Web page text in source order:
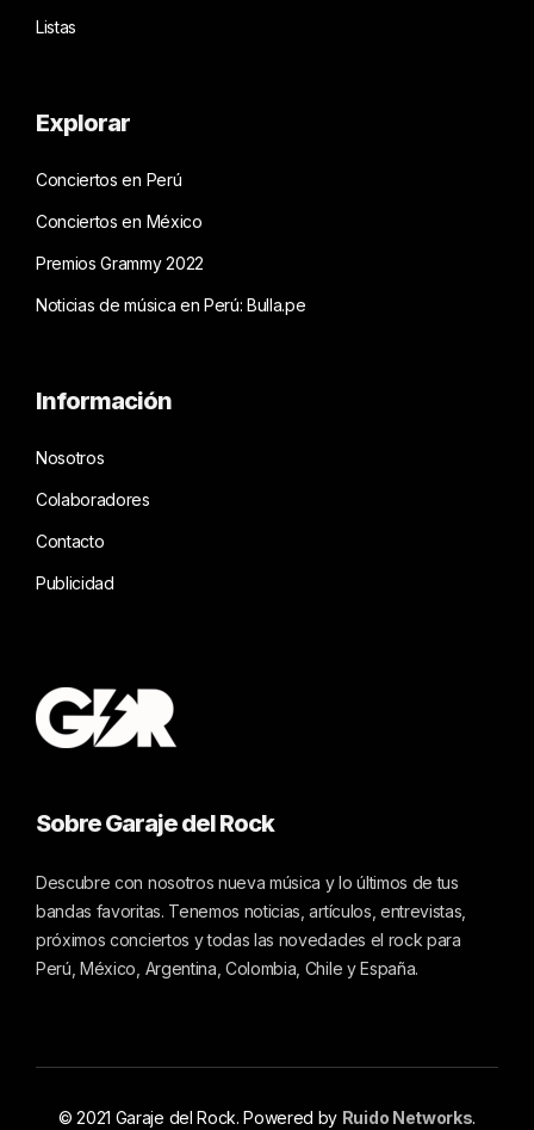
Listas
Explorar
Conciertos en Perú
Conciertos en México
Premios Grammy 2022
Noticias de música en Perú: Bulla.pe
Información
Nosotros
Colaboradores
Contacto
Publicidad
Sobre Garaje del Rock
Descubre con nosotros nueva música y lo últimos de tus
bandas favoritas. Tenemos noticias, artículos, entrevistas,
próximos conciertos y todas las novedades el rock para
Perú, México, Argentina, Colombia, Chile y España.
© 2021 Garaje del Rock. Powered by Ruido Networks.